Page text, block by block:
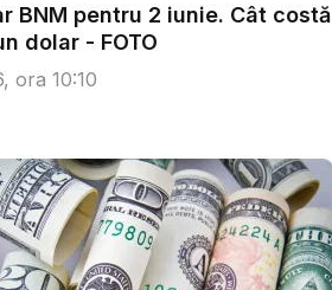
BNM pentru 2 iunie. Cât costă
dolar - FOTO
ora 10:10